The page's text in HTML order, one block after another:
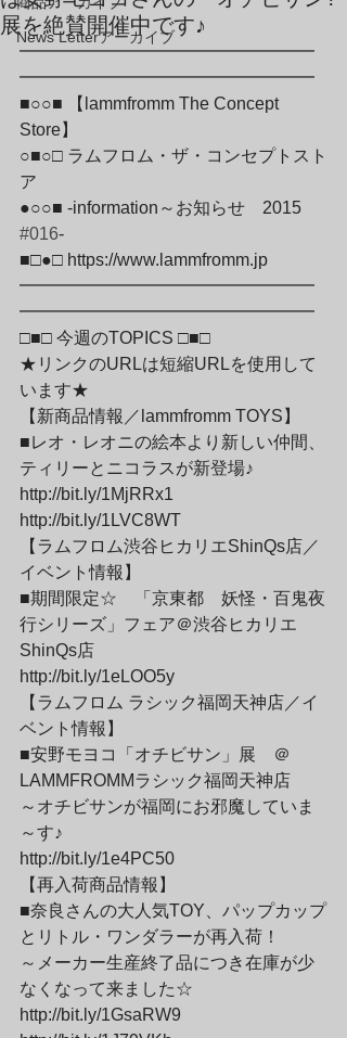
News Letterアーカイブ
展を絶賛開催中です♪
━━━━━━━━━━━━━━━━━
━━━━━━━━━━━━━━━━━
■○○■ 【lammfromm The Concept
Store】
○■○□ ラムフロム・ザ・コンセプトスト
ア
●○○■ -information～お知らせ　2015
#016-
■□●□ https://www.lammfromm.jp
━━━━━━━━━━━━━━━━━
━━━━━━━━━━━━━━━━━
□■□ 今週のTOPICS □■□
★リンクのURLは短縮URLを使用して
います★
【新商品情報／lammfromm TOYS】
■レオ・レオニの絵本より新しい仲間、
ティリーとニコラスが新登場♪
http://bit.ly/1MjRRx1
http://bit.ly/1LVC8WT
【ラムフロム渋谷ヒカリエShinQs店／
イベント情報】
■期間限定☆　「京東都　妖怪・百鬼夜
行シリーズ」フェア＠渋谷ヒカリエ
ShinQs店
http://bit.ly/1eLOO5y
【ラムフロム ラシック福岡天神店／イ
ベント情報】
■安野モヨコ「オチビサン」展　＠
LAMMFROMMラシック福岡天神店
～オチビサンが福岡にお邪魔していま
～す♪
http://bit.ly/1e4PC50
【再入荷商品情報】
■奈良さんの大人気TOY、パップカップ
とリトル・ワンダラーが再入荷！
～メーカー生産終了品につき在庫が少
なくなって来ました☆
http://bit.ly/1GsaRW9